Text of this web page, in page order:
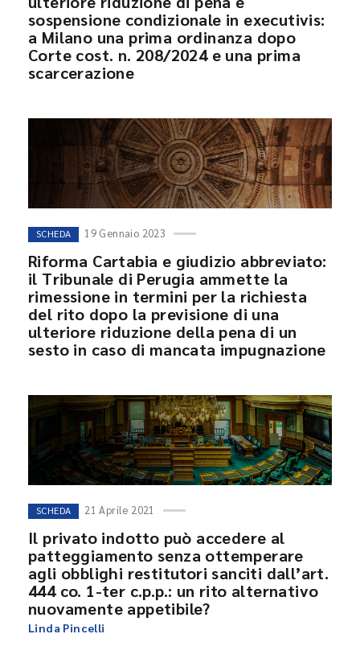
sospensione condizionale in executivis:
a Milano una prima ordinanza dopo
Corte cost. n. 208/2024 e una prima
scarcerazione
SCHEDA 19 Gennaio 2023
Riforma Cartabia e giudizio abbreviato:
il Tribunale di Perugia ammette la
rimessione in termini per la richiesta
del rito dopo la previsione di una
ulteriore riduzione della pena di un
sesto in caso di mancata impugnazione
SCHEDA 21 Aprile 2021
Il privato indotto può accedere al
patteggiamento senza ottemperare
agli obblighi restitutori sanciti dall’art.
444 co. 1-ter c.p.p.: un rito alternativo
nuovamente appetibile?
Linda Pincelli